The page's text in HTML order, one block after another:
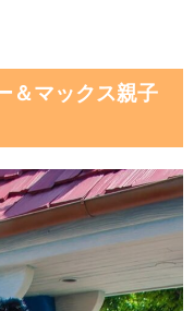
＆マックス親子